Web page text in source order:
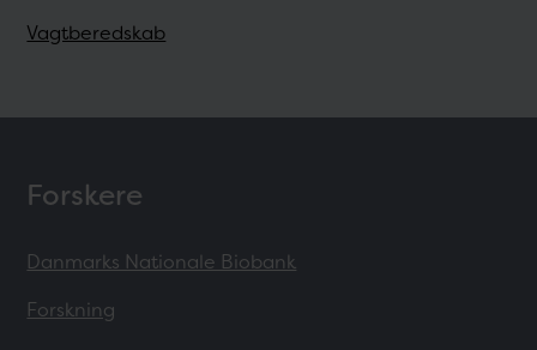
Vagtberedskab
Forskere
Danmarks Nationale Biobank
Forskning